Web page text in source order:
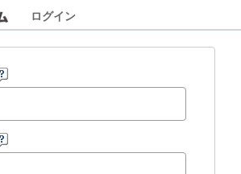
ログイン